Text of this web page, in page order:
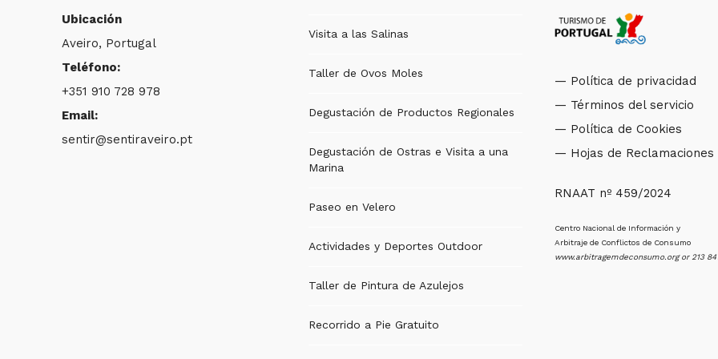
Ubicación
Aveiro, Portugal
Teléfono:
+351 910 728 978
Email:
sentir@sentiraveiro.pt
Visita a las Salinas
Taller de Ovos Moles
Degustación de Productos Regionales
Degustación de Ostras e Visita a una
Marina
Paseo en Velero
Actividades y Deportes Outdoor
Taller de Pintura de Azulejos
Recorrido a Pie Gratuito
— Política de privacidad
— Términos del servicio
— Política de Cookies
— Hojas de Reclamaciones
RNAAT nº 459/2024
Centro Nacional de Información y
Arbitraje de Conflictos de Consumo
www.arbitragemdeconsumo.orgor 213